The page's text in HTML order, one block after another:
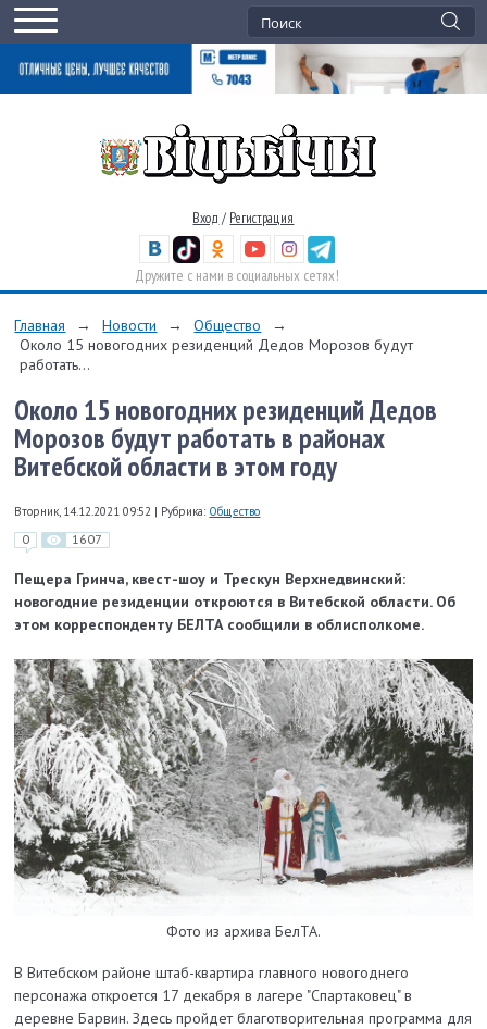
Вход / Регистрация
Дружите с нами в социальных сетях!
Главная → Новости → Общество
→
Около 15 новогодних резиденций Дедов Морозов будут
работать...
Около 15 новогодних резиденций Дедов
Морозов будут работать в районах
Витебской области в этом году
Вторник, 14.12.2021 09:52 | Рубрика: Общество
0 1607
Пещера Гринча, квест-шоу и Трескун Верхнедвинский:
новогодние резиденции откроются в Витебской области. Об
этом корреспонденту БЕЛТА сообщили в облисполкоме.
Фото из архива БелТА.
В Витебском районе штаб-квартира главного новогоднего
персонажа откроется 17 декабря в лагере "Спартаковец" в
деревне Барвин. Здесь пройдет благотворительная программа для